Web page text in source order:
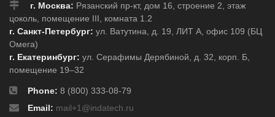
г. Москва: Рязанский пр-кт, дом 16, строение 2, этаж
цоколь, помещение III, комната 1.2
г. Санкт-Петербург: ул. Ватутина, д. 19, ЛИТ А, офис 109 (БЦ
Омега)
г. Екатеринбург: ул. Серафимы Дерябиной, д. 32, корп. Б,
помещение 19–32
Phone: 8 (800) 333-08-79
Email: mail+1@indatech.ru